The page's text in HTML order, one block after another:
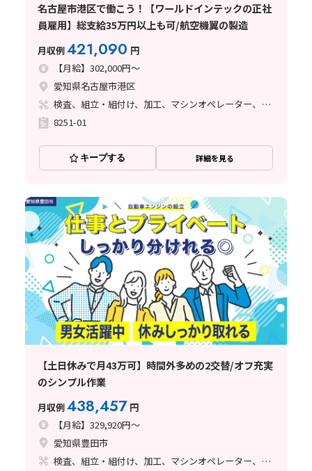
名古屋市港区で働こう！【ワールドインテックの正社
員雇用】総支給35万円以上も可/航空機翼の製造
月収例421,090 円
【月給】302,000円～
愛知県名古屋市港区
検査、組立・組付け、加工、マシンオペレーター、品質管理、メンテナンス・保全、フォークリフト、玉掛け・クレーン、ライン作業、鋳造・鍛造、溶接、塗装、バリ取り、その他
8251-01
キープする 詳細を見る
【土日休みで月43万可】時間外多めの2交替/オフ充実
のシンプル作業
月収例438,457 円
【月給】329,920円～
愛知県豊田市
検査、組立・組付け、加工、マシンオペレーター、ライン作業、立ち作業、溶接、塗装